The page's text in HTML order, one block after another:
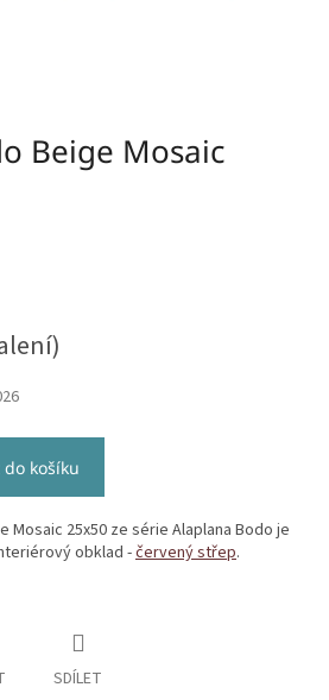
Beige Mosaic
košíku
Mosaic 25x50 ze série Alaplana Bodo je
obklad -červený střep.
SDÍLET